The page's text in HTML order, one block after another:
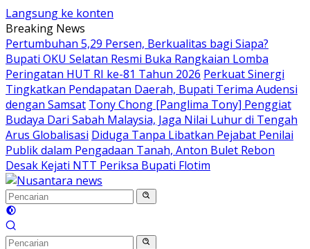
Langsung ke konten
Breaking News
Pertumbuhan 5,29 Persen, Berkualitas bagi Siapa?
Bupati OKU Selatan Resmi Buka Rangkaian Lomba
Peringatan HUT RI ke-81 Tahun 2026 Perkuat Sinergi
Tingkatkan Pendapatan Daerah, Bupati Terima Audensi
dengan Samsat Tony Chong [Panglima Tony] Penggiat
Budaya Dari Sabah Malaysia, Jaga Nilai Luhur di Tengah
Arus Globalisasi Diduga Tanpa Libatkan Pejabat Penilai
Publik dalam Pengadaan Tanah, Anton Bulet Rebon
Desak Kejati NTT Periksa Bupati Flotim